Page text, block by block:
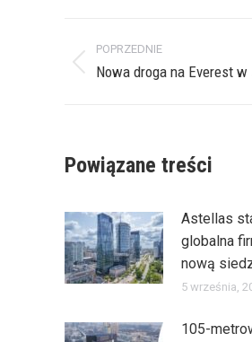
Nawigacja
wpisów
POPRZEDNIE
Poprzedni
Nowa droga na Everest
Powiązane treści
Astellas
globalna
nową
5 września,
105-